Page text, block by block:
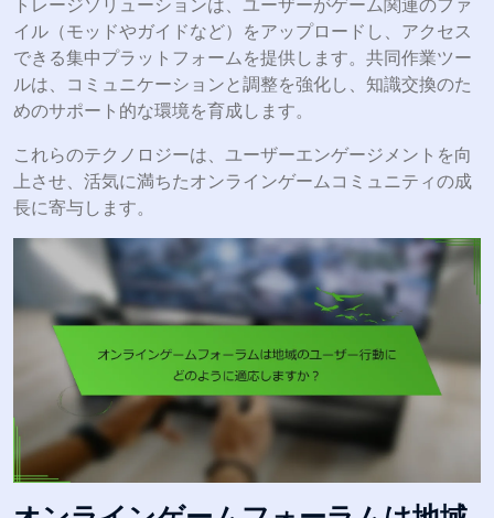
イル（モッドやガイドなど）をアップロードし、アクセス
できる集中プラットフォームを提供します。共同作業ツー
ルは、コミュニケーションと調整を強化し、知識交換のた
めのサポート的な環境を育成します。
これらのテクノロジーは、ユーザーエンゲージメントを向
上させ、活気に満ちたオンラインゲームコミュニティの成
長に寄与します。